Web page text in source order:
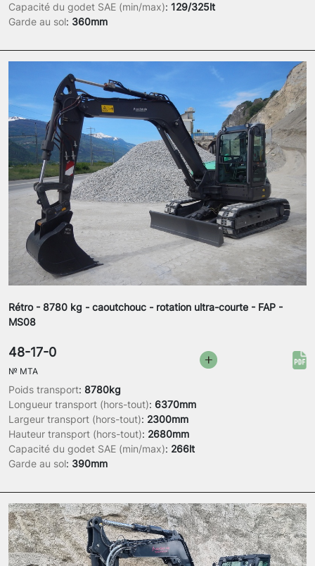
Capacité du godet SAE (min/max): 129/325lt
Garde au sol: 360mm
Rétro - 8780 kg - caoutchouc - rotation ultra-courte - FAP -
MS08
Poids transport: 8780kg
Longueur transport (hors-tout): 6370mm
Largeur transport (hors-tout): 2300mm
Hauteur transport (hors-tout): 2680mm
Capacité du godet SAE (min/max): 266lt
Garde au sol: 390mm
48-17-0
№ MTA